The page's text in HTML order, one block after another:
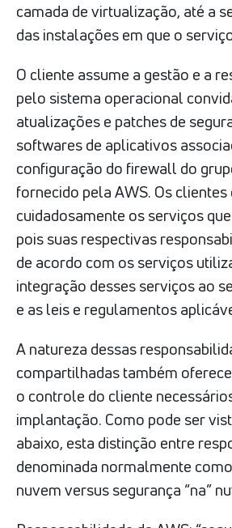
camada de virtualização, até a
das instalações em que o
O cliente assume a gestão e a
pelo sistema operacional
atualizações e patches de
softwares de aplicativos
configuração do firewall do
fornecido pela AWS. Os
cuidadosamente os serviços
pois suas respectivas
de acordo com os serviços
integração desses serviços ao
e as leis e regulamentos
A natureza dessas
compartilhadas também
o controle do cliente
implantação. Como pode ser
abaixo, esta distinção entre
denominada normalmente
nuvem versus segurança “na”